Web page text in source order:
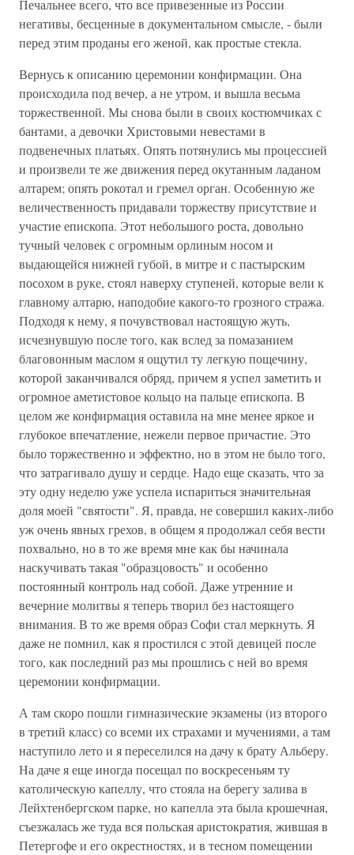
Печальнее всего, что все привезенные из России
негативы, бесценные в документальном смысле, - были
перед этим проданы его женой, как простые стекла.
Вернусь к описанию церемонии конфирмации. Она
происходила под вечер, а не утром, и вышла весьма
торжественной. Мы снова были в своих костюмчиках с
бантами, а девочки Христовыми невестами в
подвенечных платьях. Опять потянулись мы процессией
и произвели те же движения перед окутанным ладаном
алтарем; опять рокотал и гремел орган. Особенную же
величественность придавали торжеству присутствие и
участие епископа. Этот небольшого роста, довольно
тучный человек с огромным орлиным носом и
выдающейся нижней губой, в митре и с пастырским
посохом в руке, стоял наверху ступеней, которые вели к
главному алтарю, наподобие какого-то грозного стража.
Подходя к нему, я почувствовал настоящую жуть,
исчезнувшую после того, как вслед за помазанием
благовонным маслом я ощутил ту легкую пощечину,
которой заканчивался обряд, причем я успел заметить и
огромное аметистовое кольцо на пальце епископа. В
целом же конфирмация оставила на мне менее яркое и
глубокое впечатление, нежели первое причастие. Это
было торжественно и эффектно, но в этом не было того,
что затрагивало душу и сердце. Надо еще сказать, что за
эту одну неделю уже успела испариться значительная
доля моей "святости". Я, правда, не совершил каких-либо
уж очень явных грехов, в общем я продолжал себя вести
похвально, но в то же время мне как бы начинала
наскучивать такая "образцовость" и особенно
постоянный контроль над собой. Даже утренние и
вечерние молитвы я теперь творил без настоящего
внимания. В то же время образ Софи стал меркнуть. Я
даже не помнил, как я простился с этой девицей после
того, как последний раз мы прошлись с ней во время
церемонии конфирмации.
А там скоро пошли гимназические экзамены (из второго
в третий класс) со всеми их страхами и мучениями, а там
наступило лето и я переселился на дачу к брату Альберу.
На даче я еще иногда посещал по воскресеньям ту
католическую капеллу, что стояла на берегу залива в
Лейхтенбергском парке, но капелла эта была крошечная,
съезжалась же туда вся польская аристократия, жившая в
Петергофе и его окрестностях, и в тесном помещении